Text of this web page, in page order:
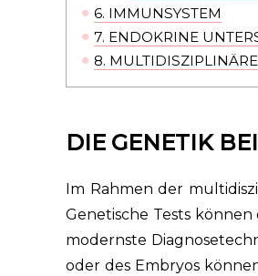
6. IMMUNSYSTEM
7. ENDOKRINE
8.
DIE GENETIK
Im Rahmen der
Genetische Tests
modernste
oder des Embryos